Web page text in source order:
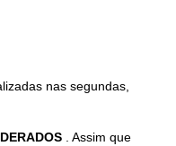
nas segundas,
. Assim que